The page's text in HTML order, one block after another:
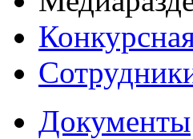
Документы